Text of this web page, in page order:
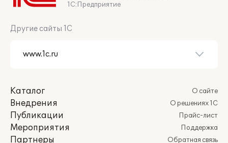
1С:Предприятие
Другие сайты 1С
Каталог
Внедрения
Публикации
Мероприятия
Партнеры
О сайте
О решениях 1С
Прайс-лист
Поддержка
Обратная связь